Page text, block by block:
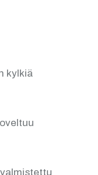
kylkiä